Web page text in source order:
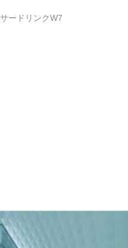
ードリンクW7